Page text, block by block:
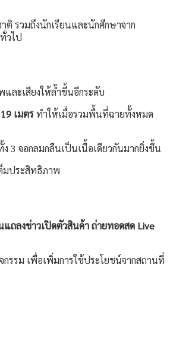
ติ รวมถึงนักเรียนและนักศึกษาจาก
วไป
ละเสียงให้ล้ำขึ้นอีกระดับ
19 เมตรทำให้เมื่อรวมพื้นที่ฉายทั้งหมด
3 จอกลมกลืนเป็นเนื้อเดียวกันมากยิ่งขึ้น
มประสิทธิภาพ
แถลงข่าวเปิดตัวสินค้า ถ่ายทอดสด Live
รม เพื่อเพิ่มการใช้ประโยชน์จากสถานที่